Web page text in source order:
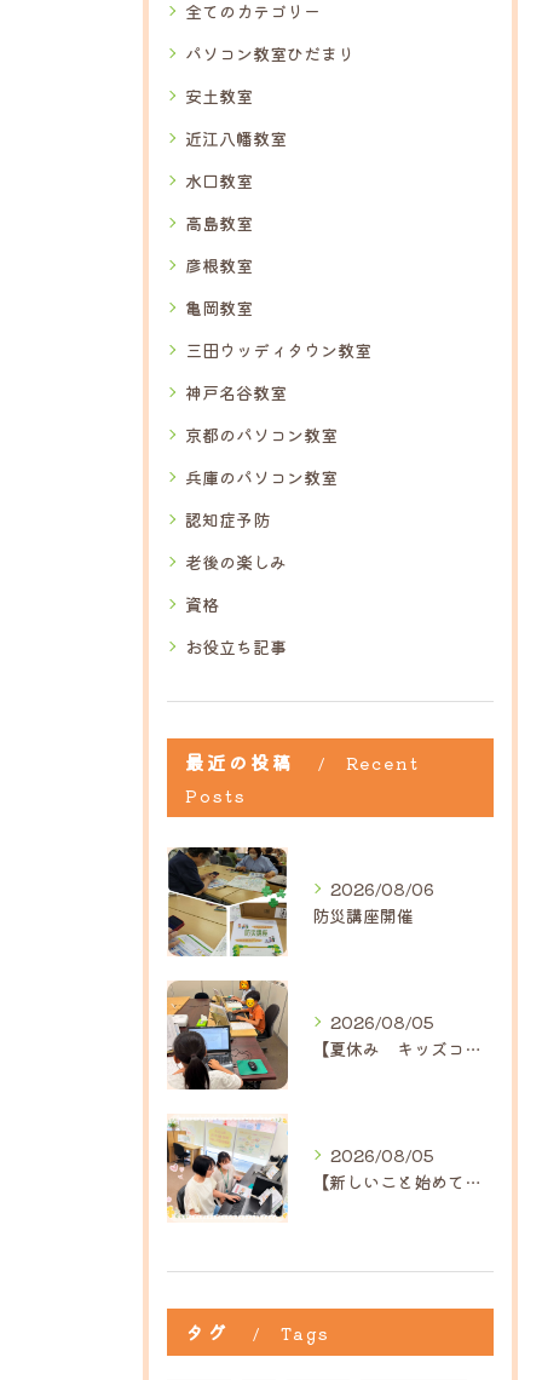
全てのカテゴリー
パソコン教室ひだまり
安土教室
近江八幡教室
水口教室
高島教室
彦根教室
亀岡教室
三田ウッディタウン教室
神戸名谷教室
京都のパソコン教室
兵庫のパソコン教室
認知症予防
老後の楽しみ
資格
お役立ち記事
最近の投稿
Recent
Posts
2026/08/06
防災講座開催
2026/08/05
【夏休み キッズコース】｜ひだまり近江八幡教室
2026/08/05
【新しいこと始めてみませんか？】ひだまり高島教室
タグ Tags